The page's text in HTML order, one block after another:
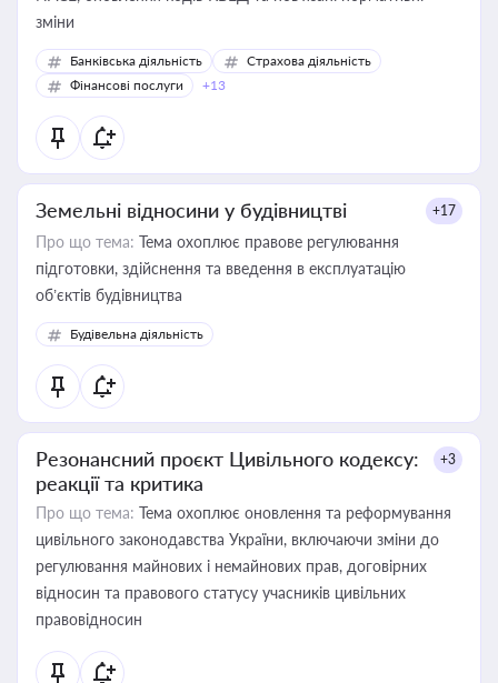
зміни
Банківська діяльність
Страхова діяльність
Фінансові послуги
+13
Земельні відносини у будівництві +17
Про що тема: Тема охоплює правове регулювання
підготовки, здійснення та введення в експлуатацію
об’єктів будівництва
Будівельна діяльність
Резонансний проєкт Цивільного кодексу:
реакції та критика
+3
Про що тема: Тема охоплює оновлення та реформування
цивільного законодавства України, включаючи зміни до
регулювання майнових і немайнових прав, договірних
відносин та правового статусу учасників цивільних
правовідносин